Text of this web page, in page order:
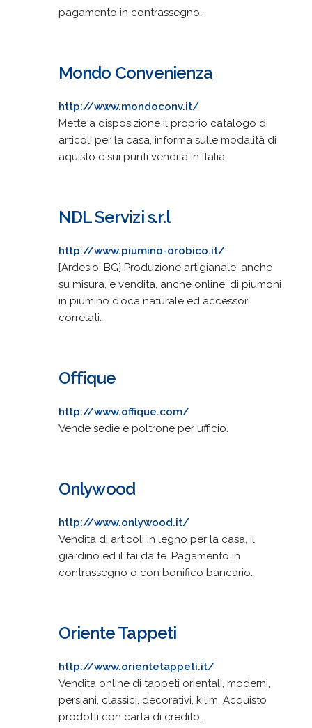
pagamento in contrassegno.
Mondo Convenienza
http://www.mondoconv.it/
Mette a disposizione il proprio catalogo di
articoli per la casa, informa sulle modalità di
aquisto e sui punti vendita in Italia.
NDL Servizi s.r.l
http://www.piumino-orobico.it/
[Ardesio, BG] Produzione artigianale, anche
su misura, e vendita, anche online, di piumoni
in piumino d'oca naturale ed accessori
correlati.
Offique
http://www.offique.com/
Vende sedie e poltrone per ufficio.
Onlywood
http://www.onlywood.it/
Vendita di articoli in legno per la casa, il
giardino ed il fai da te. Pagamento in
contrassegno o con bonifico bancario.
Oriente Tappeti
http://www.orientetappeti.it/
Vendita online di tappeti orientali, moderni,
persiani, classici, decorativi, kilim. Acquisto
prodotti con carta di credito.